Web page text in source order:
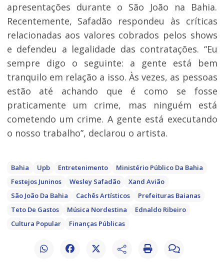
apresentações durante o São João na Bahia.
Recentemente, Safadão respondeu às críticas
relacionadas aos valores cobrados pelos shows
e defendeu a legalidade das contratações. “Eu
sempre digo o seguinte: a gente está bem
tranquilo em relação a isso. Às vezes, as pessoas
estão até achando que é como se fosse
praticamente um crime, mas ninguém está
cometendo um crime. A gente está executando
o nosso trabalho”, declarou o artista.
Bahia Upb Entretenimento
Ministério Público Da Bahia
Festejos Juninos
Wesley Safadão
Xand Avião
São João Da Bahia
Cachês Artísticos
Prefeituras Baianas
Teto De Gastos
Música Nordestina
Ednaldo Ribeiro
Cultura Popular
Finanças Públicas